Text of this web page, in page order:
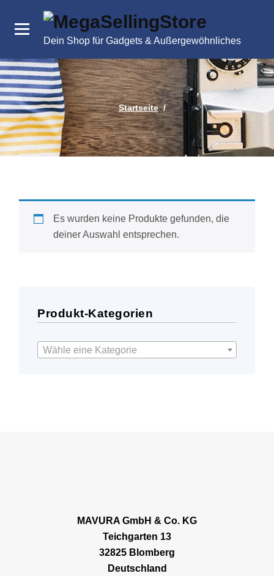
Inhalt
Dein Shop für Gadgets & Außergewöhnliches
Startseite/
Es wurden keine Produkte gefunden, die
deiner Auswahl entsprechen.
Produkt-Kategorien
Wähle eine Kategorie
MAVURA GmbH & Co. KG
Teichgarten 13
32825 Blomberg
Deutschland